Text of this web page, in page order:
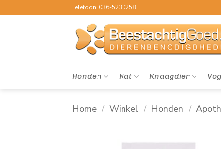
naar
Telefoon: 036-5230258
Honden Kat Knaagdier
Home / Winkel / Honden /